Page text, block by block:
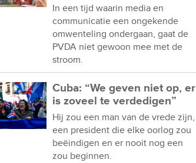
In een tijd waarin media en
communicatie een ongekende
omwenteling ondergaan, gaat de
PVDA niet gewoon mee met de
stroom.
Cuba: “We geven niet op, er
is zoveel te verdedigen”
Hij zou een man van de vrede zijn,
een president die elke oorlog zou
beëindigen en er nooit nog een
zou beginnen.